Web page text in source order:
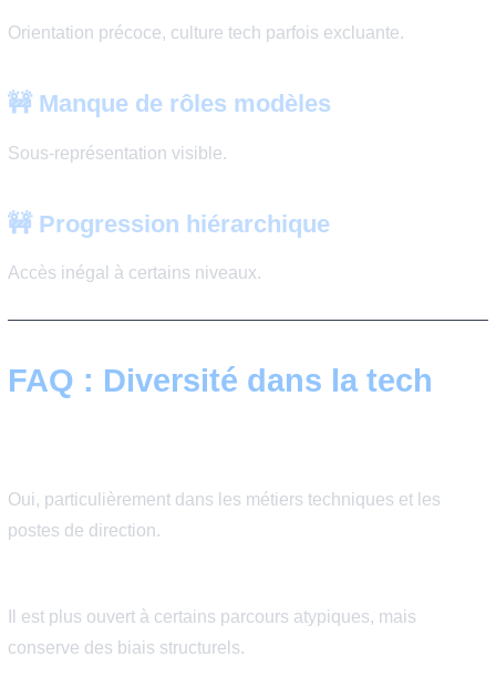
orientation
leadership féminin
👉 Ces organisations jouent un rôle majeur dans la
transformation du secteur.
business
approches.
Pénurie de talents = élargir le vivier.